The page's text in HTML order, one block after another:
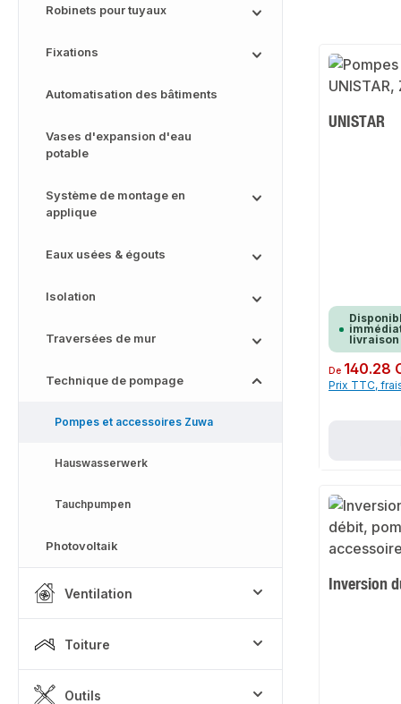
Robinets pour tuyaux
Fixations
Automatisation des bâtiments
Vases d'expansion d'eau
potable
Système de montage en
applique
Eaux usées & égouts
Isolation
Traversées de mur
Technique de pompage
Pompes et accessoires Zuwa
Hauswasserwerk
Tauchpumpen
Photovoltaik
Ventilation
Toiture
Outils
UNISTAR
Prix régulier :
De 140.28
Prix TTC,
Inversion